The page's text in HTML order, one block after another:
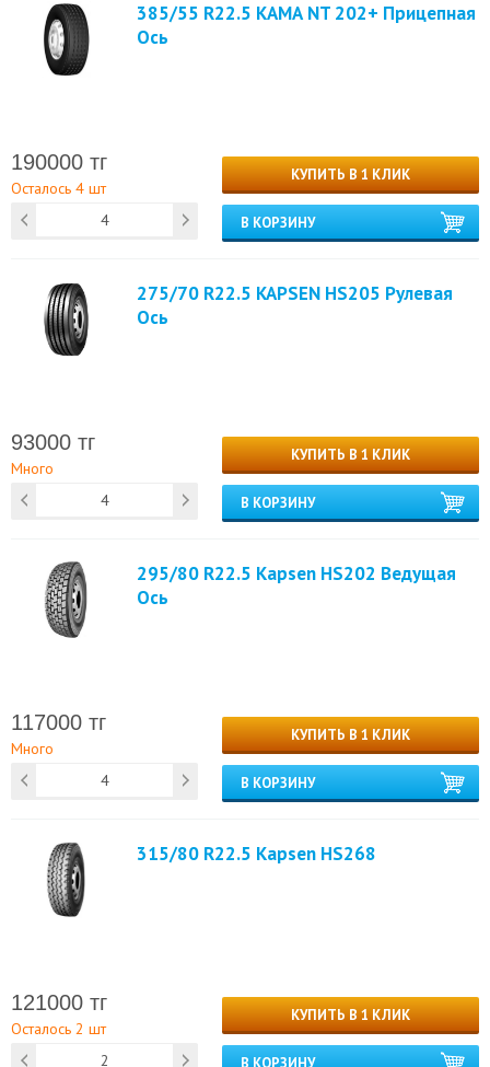
385/55 R22.5 КАМА NT 202+ Прицепная
Ось
190000 тг
Осталось 4 шт
КУПИТЬ В 1 КЛИК
В КОРЗИНУ
275/70 R22.5 KAPSEN HS205 Рулевая
Ось
93000 тг
Много
КУПИТЬ В 1 КЛИК
В КОРЗИНУ
295/80 R22.5 Kapsen HS202 Ведущая
Ось
117000 тг
Много
КУПИТЬ В 1 КЛИК
В КОРЗИНУ
315/80 R22.5 Kapsen HS268
121000 тг
Осталось 2 шт
КУПИТЬ В 1 КЛИК
В КОРЗИНУ